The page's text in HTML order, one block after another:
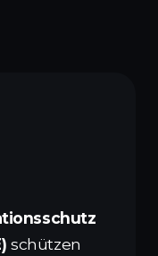
schützen